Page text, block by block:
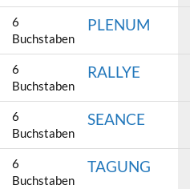
6
Buchstaben
PLENUM
6
Buchstaben
RALLYE
6
Buchstaben
SEANCE
6
Buchstaben
TAGUNG